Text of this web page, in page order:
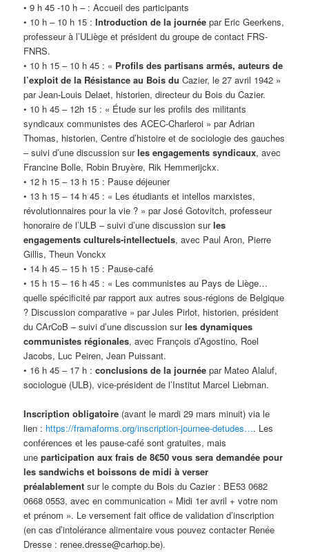
• 9 h 45 -10 h – : Accueil des participants
• 10 h – 10 h 15 :Introduction de la journée par Eric Geerkens,
professeur à l’ULiège et président du groupe de contact FRS-
FNRS.
• 10 h 15 – 10 h 45 : « Profils des partisans armés, auteurs de
l’exploit de la Résistance au Bois duCazier, le 27 avril 1942 »
par Jean-Louis Delaet, historien, directeur du Bois du Cazier.
• 10 h 45 – 12h 15 : « Étude sur les profils des militants
syndicaux communistes des ACEC-Charleroi » par Adrian
Thomas, historien, Centre d’histoire et de sociologie des gauches
– suivi d’une discussion surles engagements syndicaux, avec
Francine Bolle, Robin Bruyère, Rik Hemmerijckx.
• 12 h 15 – 13 h 15 : Pause déjeuner
• 13 h 15 – 14 h 45 : « Les étudiants et intellos marxistes,
révolutionnaires pour la vie ? » par José Gotovitch, professeur
honoraire de l’ULB – suivi d’une discussion surles
engagements culturels-intellectuels, avec Paul Aron, Pierre
Gillis, Theun Vonckx
• 14 h 45 – 15 h 15 : Pause-café
• 15 h 15 – 16 h 45 : « Les communistes au Pays de Liège…
quelle spécificité par rapport aux autres sous-régions de Belgique
? Discussion comparative » par Jules Pirlot, historien, président
du CArCoB – suivi d’une discussion surles dynamiques
communistes régionales, avec François d’Agostino, Roel
Jacobs, Luc Peiren, Jean Puissant.
• 16 h 45 – 17 h :conclusions de la journée par Mateo Alaluf,
sociologue (ULB), vice-président de l’Institut Marcel Liebman.
Inscription obligatoire (avant le mardi 29 mars minuit) via le
lien : https://framaforms.org/inscription-journee-detudes…. Les
conférences et les pause-café sont gratuites, mais
uneparticipation aux frais de 8€50 vous sera demandée pour
les sandwichs et boissons de midi à verser
préalablement sur le compte du Bois du Cazier : BE53 0682
0668 0553, avec en communication « Midi 1er avril + votre nom
et prénom ». Le versement fait office de validation d’inscription
(en cas d’intolérance alimentaire vous pouvez contacter Renée
Dresse : renee.dresse@carhop.be).